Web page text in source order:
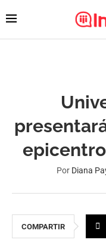
Por Diana
COMPARTIR